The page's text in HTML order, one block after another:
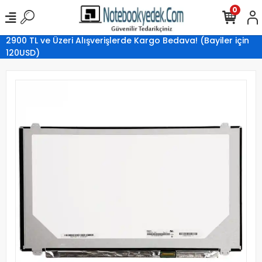
2900 TL ve Üzeri Alışverişlerde Kargo Bedava! (Bayiler için
120USD)
0